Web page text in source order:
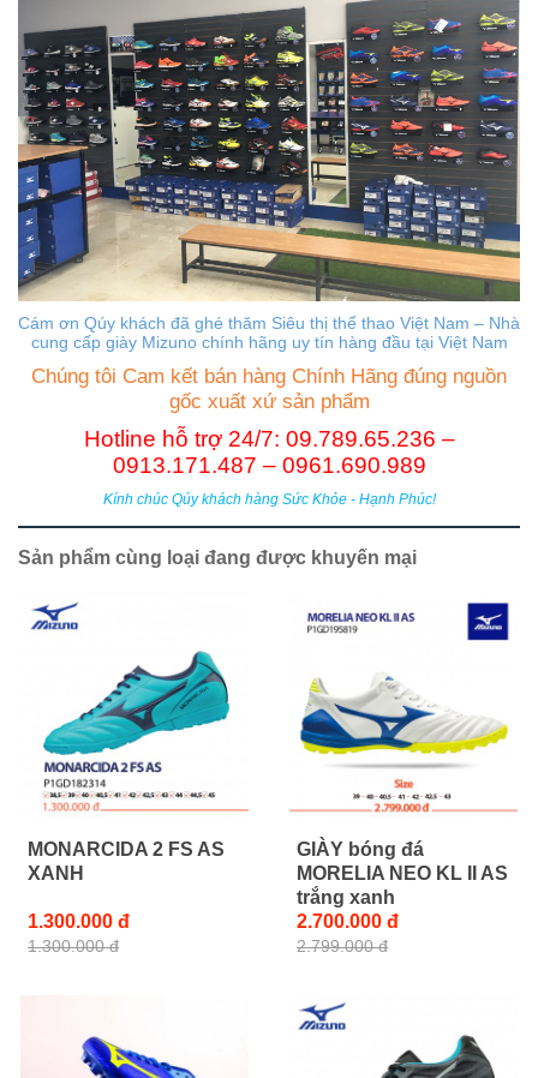
Cám ơn Qúy khách đã ghé thăm Siêu thị thể thao Việt Nam – Nhà
cung cấp giày Mizuno chính hãng uy tín hàng đầu tại Việt Nam
Chúng tôi Cam kết bán hàng Chính Hãng đúng nguồn
gốc xuất xứ sản phẩm
Hotline hỗ trợ 24/7: 09.789.65.236 –
0913.171.487 – 0961.690.989
Kính chúc Qúy khách hàng Sức Khỏe - Hạnh Phúc!
Sản phẩm cùng loại đang được khuyến mại
MONARCIDA 2 FS AS
XANH
1.300.000 đ
1.300.000 đ
GIÀY bóng đá
MORELIA NEO KL II AS
trắng xanh
2.700.000 đ
2.799.000 đ